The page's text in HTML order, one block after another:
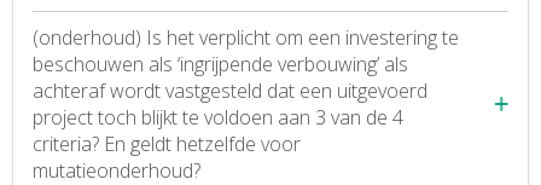
(onderhoud) Is het verplicht om een investering te
beschouwen als ‘ingrijpende verbouwing’ als
achteraf wordt vastgesteld dat een uitgevoerd
project toch blijkt te voldoen aan 3 van de 4
criteria? En geldt hetzelfde voor
mutatieonderhoud?